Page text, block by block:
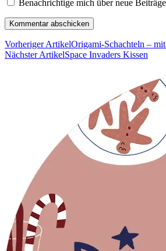
Benachrichtige mich über neue
Vorheriger ArtikelOrigami-Schachteln –
Nächster ArtikelSpace Invaders Kissen